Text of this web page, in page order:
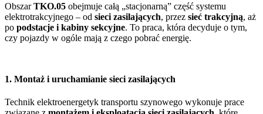
ObszarTKO.05 obejmuje całą „stacjonarną” część systemu
elektrotrakcyjnego – od sieci zasilających, przez sieć trakcyjną, aż
po podstacje i kabiny sekcyjne. To praca, która decyduje o tym,
czy pojazdy w ogóle mają z czego pobrać energię.
1. Montaż i uruchamianie sieci zasilających
Technik elektroenergetyk transportu szynowego wykonuje prace